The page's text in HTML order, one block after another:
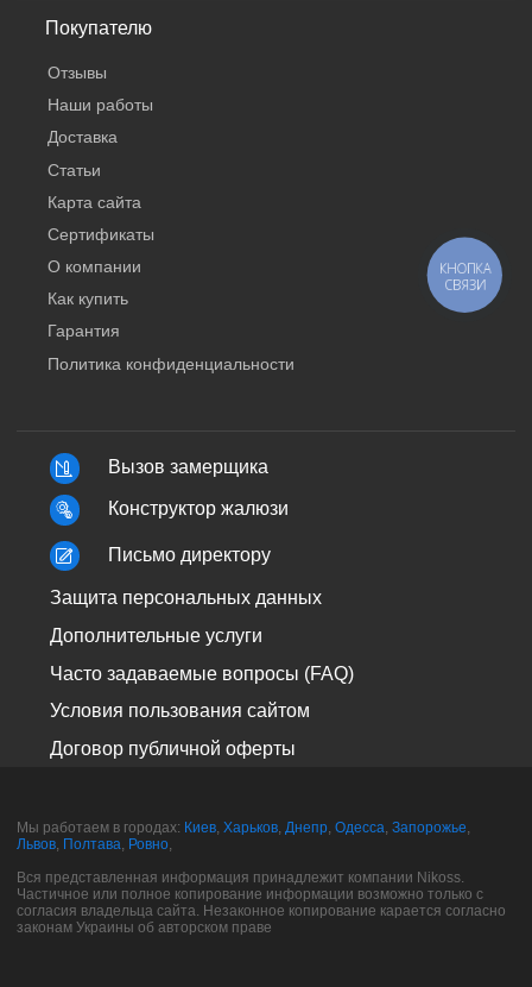
Покупателю
Отзывы
Наши работы
Доставка
Статьи
Карта сайта
Сертификаты
О компании
Как купить
Гарантия
Политика конфиденциальности
Вызов замерщика
Конструктор жалюзи
Письмо директору
Защита персональных данных
Дополнительные услуги
Часто задаваемые вопросы (FAQ)
Условия пользования сайтом
Договор публичной оферты
Мы работаем в городах: Киев ,Харьков Днепр ,Одесса ,Запорожье
Львов Полтава Ровно
Вся представленная информация принадлежит компании Nikoss.
Частичное или полное копирование информации возможно только с
согласия владельца сайта. Незаконное копирование карается согласно
законам Украины об авторском праве
КНОПКА
СВЯЗИ